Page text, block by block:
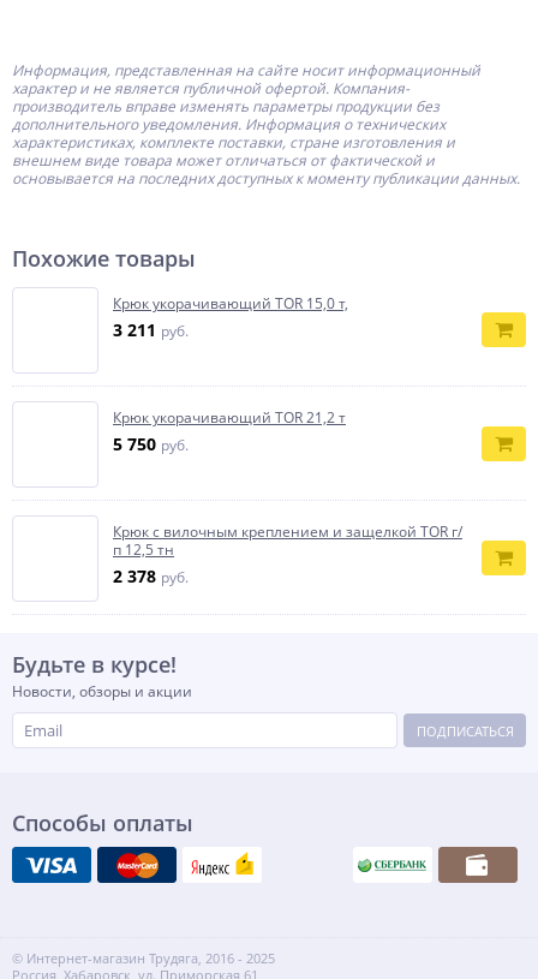
Информация, представленная на сайте носит информационный
характер и не является публичной офертой. Компания-
производитель вправе изменять параметры продукции без
дополнительного уведомления. Информация о технических
характеристиках, комплекте поставки, стране изготовления и
внешнем виде товара может отличаться от фактической и
основывается на последних доступных к моменту публикации данных.
Похожие товары
Крюк укорачивающий TOR 15,0 т,
3 211 руб.
Крюк укорачивающий TOR 21,2 т
5 750 руб.
Крюк с вилочным креплением и защелкой TOR г/
п 12,5 тн
2 378 руб.
Будьте в курсе!
Новости, обзоры и акции
ПОДПИСАТЬСЯ
Способы оплаты
© Интернет-магазин Трудяга, 2016 - 2025
Россия, Хабаровск, ул. Приморская 61